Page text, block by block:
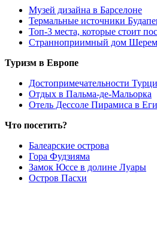
Музей дизайна в Барселоне
Термальные источники
Топ-3 места, которые стоит
Странноприимный дом
Туризм в Европе
Достопримечательности
Отдых в Пальма-де-Мальорка
Отель Дессоле Пирамиса в
Что посетить?
Балеарские острова
Гора Фудзияма
Замок Юссе в долине Луары
Остров Пасхи